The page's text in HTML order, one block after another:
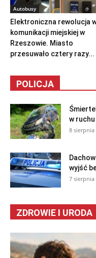
Autobusy
Elektroniczna rewolucja
komunikacji miejskiej w
Rzeszowie. Miasto
przesuwało cztery razy...
POLICJA
w ruchu
8 sierpnia
wyjść
7 sierpnia
ZDROWIE I URODA